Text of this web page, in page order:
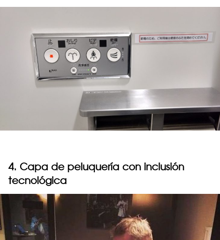
4. Capa de peluquería con inclusión
tecnológica